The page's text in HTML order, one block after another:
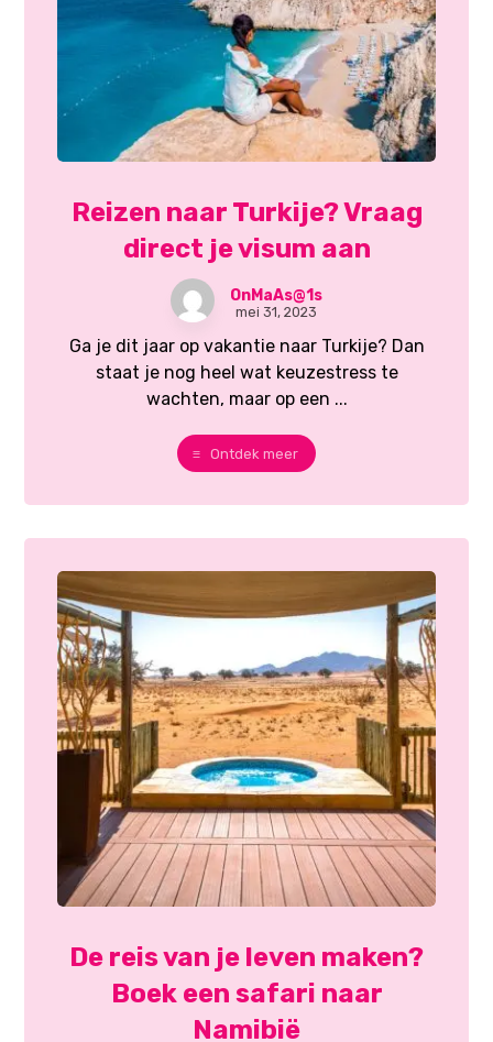
Reizen naar Turkije? Vraag
direct je visum aan
OnMaAs@1s
mei 31, 2023
Ga je dit jaar op vakantie naar Turkije? Dan
staat je nog heel wat keuzestress te
wachten, maar op een ...
Ontdek meer
De reis van je leven maken?
Boek een safari naar
Namibië